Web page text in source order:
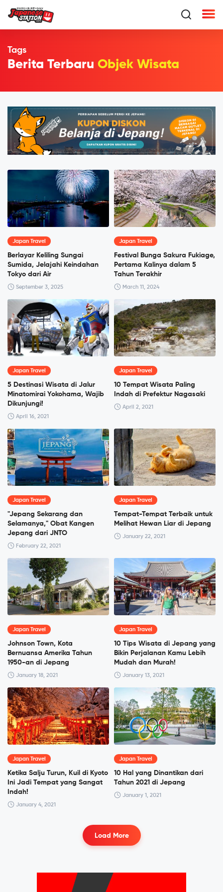
Tags
Berita Terbaru Objek Wisata
Japan Travel
Berlayar Keliling Sungai
Sumida, Jelajahi Keindahan
Tokyo dari Air
September 3, 2025
Japan Travel
Festival Bunga Sakura Fukiage,
Pertama Kalinya dalam 5
Tahun Terakhir
March 11, 2024
Japan Travel
5 Destinasi Wisata di Jalur
Minatomirai Yokohama, Wajib
Dikunjungi!
April 16, 2021
Japan Travel
10 Tempat Wisata Paling
Indah di Prefektur Nagasaki
April 2, 2021
Japan Travel
"Jepang Sekarang dan
Selamanya," Obat Kangen
Jepang dari JNTO
February 22, 2021
Japan Travel
Tempat-Tempat Terbaik untuk
Melihat Hewan Liar di Jepang
January 22, 2021
Japan Travel
Johnson Town, Kota
Bernuansa Amerika Tahun
1950-an di Jepang
January 18, 2021
Japan Travel
10 Tips Wisata di Jepang yang
Bikin Perjalanan Kamu Lebih
Mudah dan Murah!
January 13, 2021
Japan Travel
Ketika Salju Turun, Kuil di Kyoto
Ini Jadi Tempat yang Sangat
Indah!
January 4, 2021
Japan Travel
10 Hal yang Dinantikan dari
Tahun 2021 di Jepang
January 1, 2021
Load More